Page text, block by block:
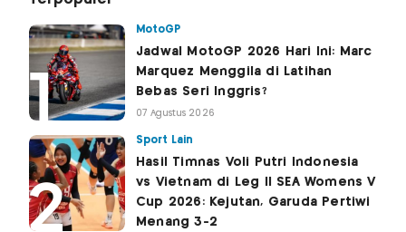
MotoGP
Jadwal MotoGP 2026 Hari Ini: Marc
Marquez Menggila di Latihan
Bebas Seri Inggris?
07 Agustus 2026
Sport Lain
Hasil Timnas Voli Putri Indonesia
vs Vietnam di Leg II SEA Womens V
Cup 2026: Kejutan, Garuda Pertiwi
Menang 3-2